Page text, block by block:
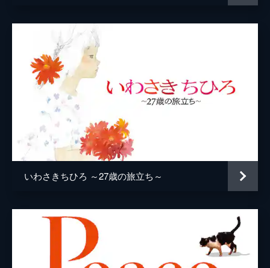
いわさきちひろ ～27歳の旅立ち～